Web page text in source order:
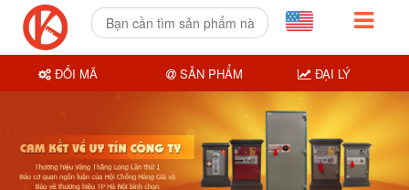
ĐỔI MÃ SẢN PHẨM ĐẠI LÝ